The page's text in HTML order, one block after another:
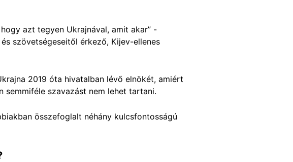
azt tegyen Ukrajnával, amit akar” -
szövetségeseitől érkező, Kijev-ellenes
2019 óta hivatalban lévő elnökét, amiért
semmiféle szavazást nem lehet tartani.
összefoglalt néhány kulcsfontosságú